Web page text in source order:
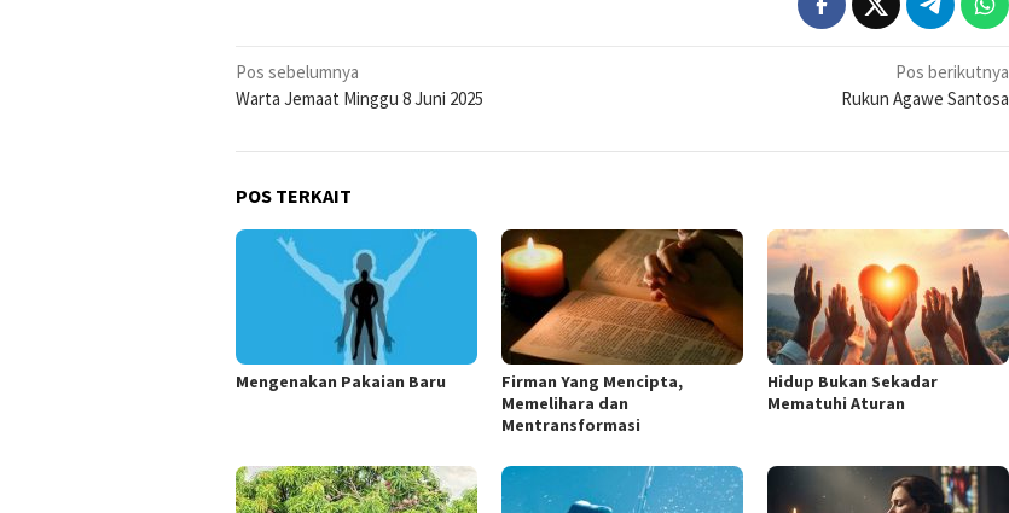
Navigasi
pos
Pos sebelumnya
Warta Jemaat Minggu 8 Juni 2025
Pos berikutnya
Rukun Agawe Santosa
POS TERKAIT
Mengenakan Pakaian Baru
Firman Yang Mencipta,
Memelihara dan
Mentransformasi
Hidup Bukan Sekadar
Mematuhi Aturan